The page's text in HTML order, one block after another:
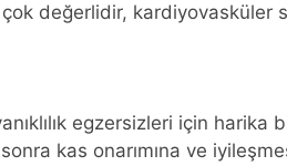
çok değerlidir, kardiyovasküler
egzersizleri için harika
kas onarımına ve